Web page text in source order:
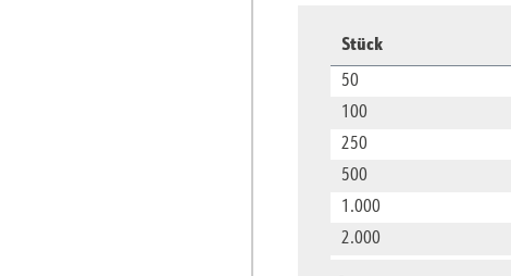
Stück
50
100
250
500
1.000
2.000